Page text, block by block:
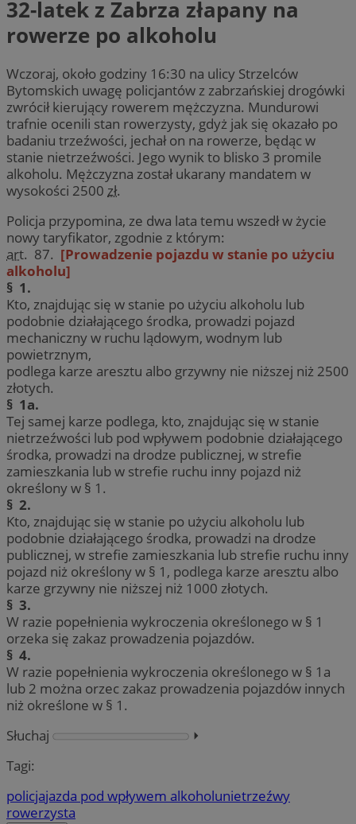
32-latek z Zabrza złapany na
rowerze po alkoholu
Wczoraj, około godziny 16:30 na ulicy Strzelców
Bytomskich uwagę policjantów z zabrzańskiej drogówki
zwrócił kierujący rowerem mężczyzna. Mundurowi
trafnie ocenili stan rowerzysty, gdyż jak się okazało po
badaniu trzeźwości, jechał on na rowerze, będąc w
stanie nietrzeźwości. Jego wynik to blisko 3 promile
alkoholu. Mężczyzna został ukarany mandatem w
wysokości 2500 zł.
Policja przypomina, ze dwa lata temu wszedł w życie
nowy taryfikator, zgodnie z którym:
art. 87. [Prowadzenie pojazdu w stanie po użyciu
alkoholu]
§ 1.
Kto, znajdując się w stanie po użyciu alkoholu lub
podobnie działającego środka, prowadzi pojazd
mechaniczny w ruchu lądowym, wodnym lub
powietrznym,
podlega karze aresztu albo grzywny nie niższej niż 2500
złotych.
§ 1a.
Tej samej karze podlega, kto, znajdując się w stanie
nietrzeźwości lub pod wpływem podobnie działającego
środka, prowadzi na drodze publicznej, w strefie
zamieszkania lub w strefie ruchu inny pojazd niż
określony w § 1.
§ 2.
Kto, znajdując się w stanie po użyciu alkoholu lub
podobnie działającego środka, prowadzi na drodze
publicznej, w strefie zamieszkania lub strefie ruchu inny
pojazd niż określony w § 1, podlega karze aresztu albo
karze grzywny nie niższej niż 1000 złotych.
§ 3.
W razie popełnienia wykroczenia określonego w § 1
orzeka się zakaz prowadzenia pojazdów.
§ 4.
W razie popełnienia wykroczenia określonego w § 1a
lub 2 można orzec zakaz prowadzenia pojazdów innych
niż określone w § 1.
Słuchaj
⏵︎
Tagi:
policjajazda pod wpływem alkoholunietrzeźwy
rowerzysta